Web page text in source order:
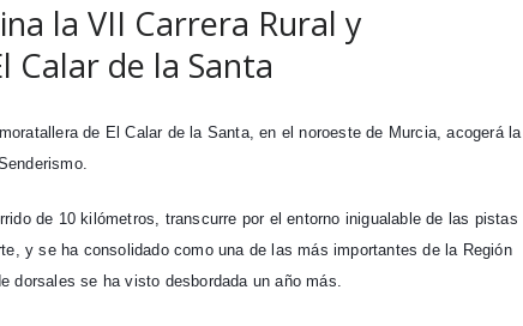
la VII Carrera Rural y
Calar de la Santa
de El Calar de la Santa, en el noroeste de Murcia, acogerá la
de 10 kilómetros, transcurre por el entorno inigualable de las pistas
y se ha consolidado como una de las más importantes de la Región
dorsales se ha visto desbordada un año más.